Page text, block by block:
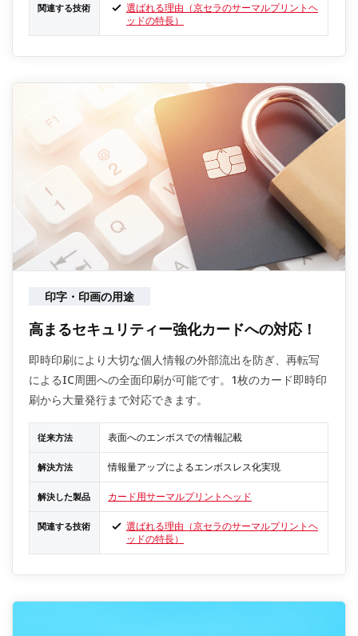
関連する技術
選ばれる理由（京セラのサーマルプリントヘ
ッドの特長）
印字・印画の用途
高まるセキュリティー強化カードへの対応！
即時印刷により大切な個人情報の外部流出を防ぎ、再転写
によるIC周囲への全面印刷が可能です。1枚のカード即時印
刷から大量発行まで対応できます。
従来方法 表面へのエンボスでの情報記載
解決方法 情報量アップによるエンボスレス化実現
解決した製品 カード用サーマルプリントヘッド
関連する技術
選ばれる理由（京セラのサーマルプリントヘ
ッドの特長）